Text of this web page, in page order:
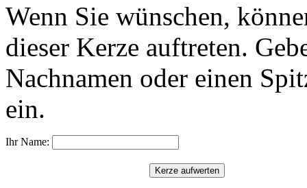
Wenn Sie wünschen,
dieser Kerze auftreten.
Nachnamen oder einen
ein.
Ihr Name: